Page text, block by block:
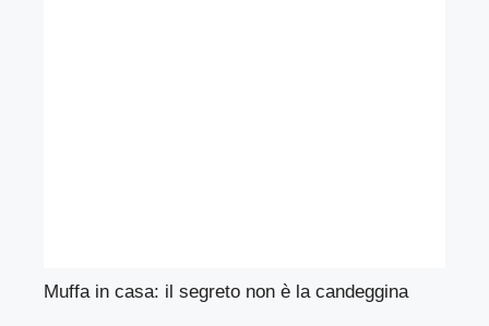
Muffa in casa: il segreto non è la candeggina